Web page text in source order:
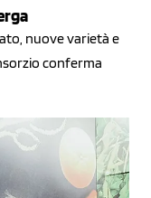
nuove varietà e
conferma